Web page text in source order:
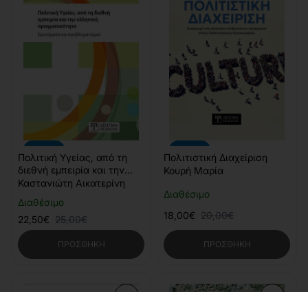
Διαθέσιμο
Πολιτική Υγείας, από τη
διεθνή εμπειρία και την
ελληνική πραγματικότητα
Καστανιώτη Αικατερίνη
22,50€ 25,00€
ΠΡΟΣΘΉΚΗ
Διαθέσιμο
Πολιτιστική Διαχείριση
Κουρή Μαρία
18,00€ 20,00€
ΠΡΟΣΘΉΚΗ